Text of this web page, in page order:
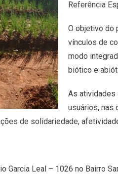
Referência
O objetivo do
vínculos de
modo
biótico e
As atividades
usuários, nas
de solidariedade,
Garcia Leal – 1026 no Bairro